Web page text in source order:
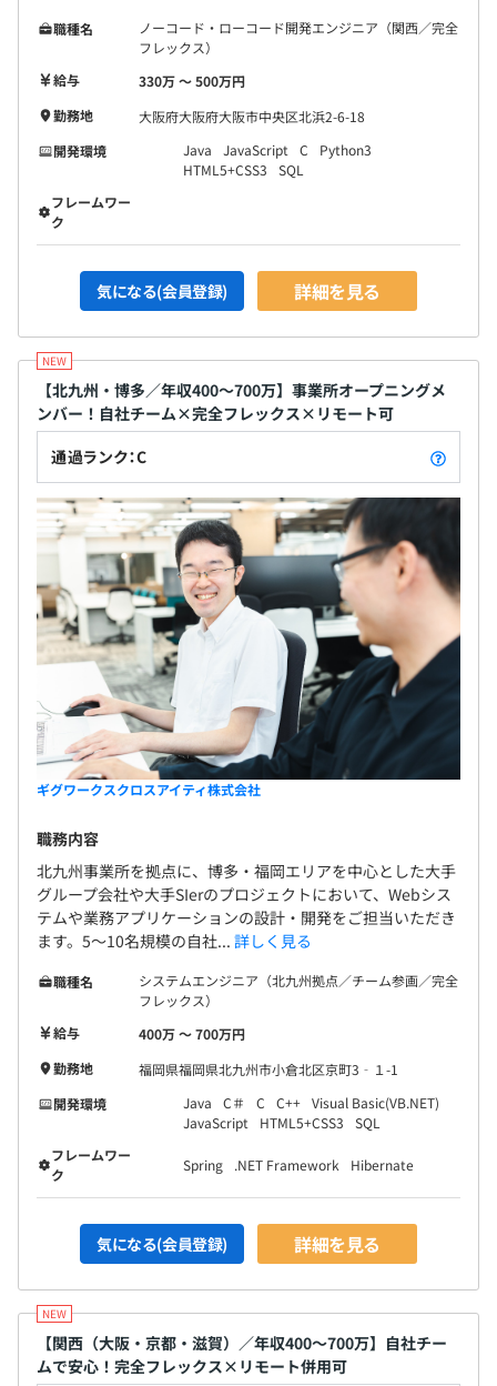
職種名
ノーコード・ローコード開発エンジニア（関西／完全
フレックス）
給与
330万 〜 500万円
勤務地
大阪府大阪府大阪市中央区北浜2-6-18
開発環境
Java JavaScript C
Python3
HTML5+CSS3
SQL
フレームワー
ク
気になる(会員登録) 詳細を見る
【北九州・博多／年収400〜700万】事業所オープニングメ
ンバー！自社チーム×完全フレックス×リモート可
通過ランク：C
ギグワークスクロスアイティ株式会社
職務内容
北九州事業所を拠点に、博多・福岡エリアを中心とした大手
グループ会社や大手SIerのプロジェクトにおいて、Webシス
テムや業務アプリケーションの設計・開発をご担当いただき
ます。5〜10名規模の自社... 詳しく見る
職種名
システムエンジニア（北九州拠点／チーム参画／完全
フレックス）
給与
400万 〜 700万円
勤務地
福岡県福岡県北九州市小倉北区京町3‐１-1
開発環境
Java C＃ C C++ Visual Basic(VB.NET)
JavaScript
HTML5+CSS3
SQL
フレームワー
ク
Spring .NET Framework Hibernate
気になる(会員登録) 詳細を見る
【関西（大阪・京都・滋賀）／年収400〜700万】自社チー
ムで安心！完全フレックス×リモート併用可